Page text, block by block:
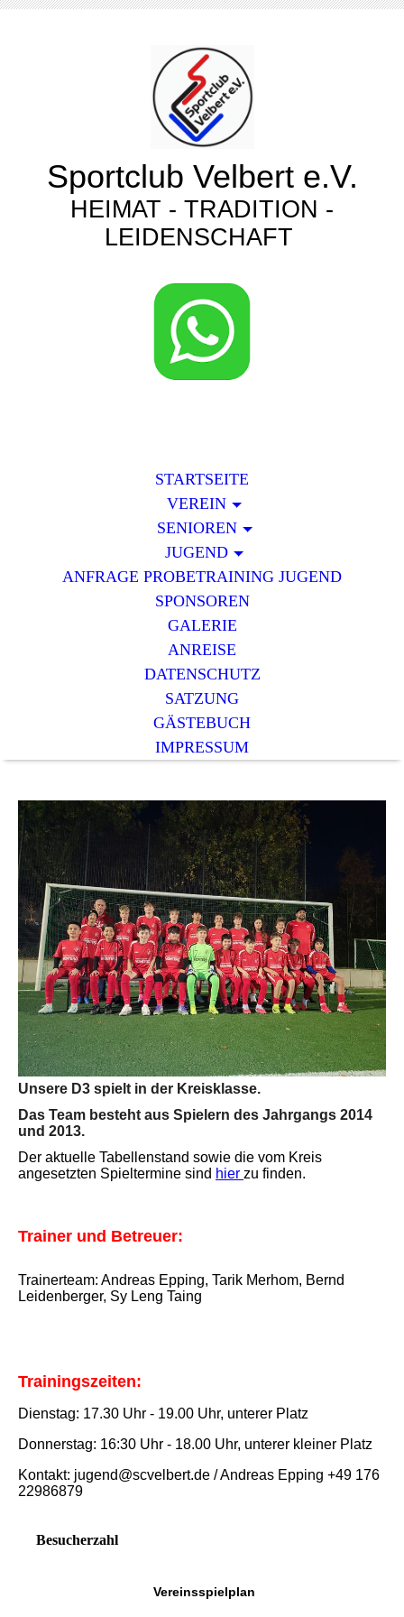
Sportclub Velbert e.V.
HEIMAT - TRADITION -
LEIDENSCHAFT
STARTSEITE
VEREIN
SENIOREN
JUGEND
ANFRAGE PROBETRAINING JUGEND
SPONSOREN
GALERIE
ANREISE
DATENSCHUTZ
SATZUNG
GÄSTEBUCH
IMPRESSUM
Unsere D3 spielt in der Kreisklasse.
Das Team besteht aus Spielern des Jahrgangs 2014
und 2013.
Der aktuelle Tabellenstand sowie die vom Kreis
angesetzten Spieltermine sind hier zu finden.
Trainer und Betreuer:
Trainerteam: Andreas Epping, Tarik Merhom, Bernd
Leidenberger, Sy Leng Taing
Trainingszeiten:
Dienstag: 17.30 Uhr - 19.00 Uhr, unterer Platz
Donnerstag: 16:30 Uhr - 18.00 Uhr, unterer kleiner Platz
Kontakt: jugend@scvelbert.de / Andreas Epping +49 176
22986879
Besucherzahl
Vereinsspielplan